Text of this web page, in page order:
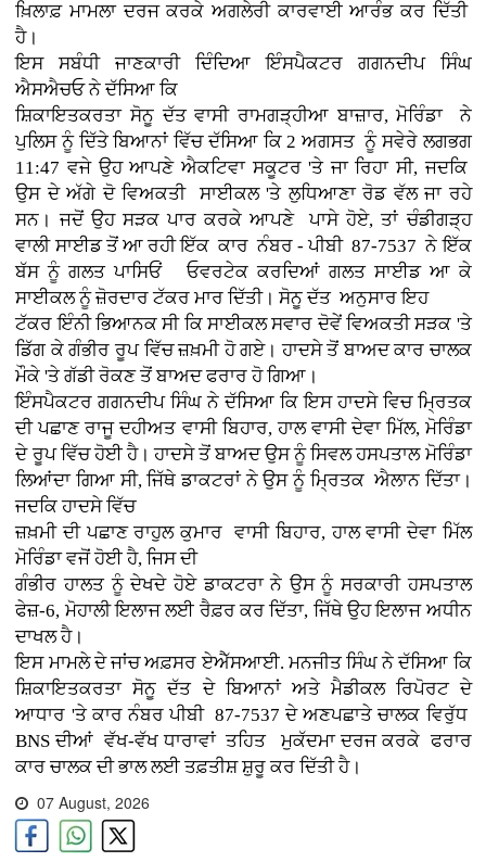
ਖ਼ਿਲਾਫ਼ ਮਾਮਲਾ ਦਰਜ ਕਰਕੇ ਅਗਲੇਰੀ ਕਾਰਵਾਈ ਆਰੰਭ ਕਰ ਦਿੱਤੀ
ਹੈ।
ਇਸ ਸਬੰਧੀ ਜਾਣਕਾਰੀ ਦਿੰਦਿਆ ਇੰਸਪੈਕਟਰ ਗਗਨਦੀਪ ਸਿੰਘ
ਐਸਐਚਓ ਨੇ ਦੱਸਿਆ ਕਿ
ਸ਼ਿਕਾਇਤਕਰਤਾ ਸੋਨੂ ਦੱਤ ਵਾਸੀ ਰਾਮਗੜ੍ਹੀਆ ਬਾਜ਼ਾਰ, ਮੋਰਿੰਡਾ ਨੇ
ਪੁਲਿਸ ਨੂੰ ਦਿੱਤੇ ਬਿਆਨਾਂ ਵਿੱਚ ਦੱਸਿਆ ਕਿ 2 ਅਗਸਤ ਨੂੰ ਸਵੇਰੇ ਲਗਭਗ
11:47 ਵਜੇ ਉਹ ਆਪਣੇ ਐਕਟਿਵਾ ਸਕੂਟਰ 'ਤੇ ਜਾ ਰਿਹਾ ਸੀ, ਜਦਕਿ
ਉਸ ਦੇ ਅੱਗੇ ਦੋ ਵਿਅਕਤੀ ਸਾਈਕਲ 'ਤੇ ਲੁਧਿਆਣਾ ਰੋਡ ਵੱਲ ਜਾ ਰਹੇ
ਸਨ। ਜਦੋਂ ਉਹ ਸੜਕ ਪਾਰ ਕਰਕੇ ਆਪਣੇ ਪਾਸੇ ਹੋਏ, ਤਾਂ ਚੰਡੀਗੜ੍ਹ
ਵਾਲੀ ਸਾਈਡ ਤੋਂ ਆ ਰਹੀ ਇੱਕ ਕਾਰ ਨੰਬਰ - ਪੀਬੀ 87-7537 ਨੇ ਇੱਕ
ਬੱਸ ਨੂੰ ਗਲਤ ਪਾਸਿਓਂ ਓਵਰਟੇਕ ਕਰਦਿਆਂ ਗਲਤ ਸਾਈਡ ਆ ਕੇ
ਸਾਈਕਲ ਨੂੰ ਜ਼ੋਰਦਾਰ ਟੱਕਰ ਮਾਰ ਦਿੱਤੀ। ਸੋਨੂ ਦੱਤ ਅਨੁਸਾਰ ਇਹ
ਟੱਕਰ ਇੰਨੀ ਭਿਆਨਕ ਸੀ ਕਿ ਸਾਈਕਲ ਸਵਾਰ ਦੋਵੇਂ ਵਿਅਕਤੀ ਸੜਕ 'ਤੇ
ਡਿੱਗ ਕੇ ਗੰਭੀਰ ਰੂਪ ਵਿੱਚ ਜ਼ਖ਼ਮੀ ਹੋ ਗਏ। ਹਾਦਸੇ ਤੋਂ ਬਾਅਦ ਕਾਰ ਚਾਲਕ
ਮੌਕੇ 'ਤੇ ਗੱਡੀ ਰੋਕਣ ਤੋਂ ਬਾਅਦ ਫਰਾਰ ਹੋ ਗਿਆ।
ਇੰਸਪੈਕਟਰ ਗਗਨਦੀਪ ਸਿੰਘ ਨੇ ਦੱਸਿਆ ਕਿ ਇਸ ਹਾਦਸੇ ਵਿਚ ਮ੍ਰਿਤਕ
ਦੀ ਪਛਾਣ ਰਾਜੂ ਦਹੀਅਤ ਵਾਸੀ ਬਿਹਾਰ, ਹਾਲ ਵਾਸੀ ਦੇਵਾ ਮਿੱਲ, ਮੋਰਿੰਡਾ
ਦੇ ਰੂਪ ਵਿੱਚ ਹੋਈ ਹੈ। ਹਾਦਸੇ ਤੋਂ ਬਾਅਦ ਉਸ ਨੂੰ ਸਿਵਲ ਹਸਪਤਾਲ ਮੋਰਿੰਡਾ
ਲਿਆਂਦਾ ਗਿਆ ਸੀ, ਜਿੱਥੇ ਡਾਕਟਰਾਂ ਨੇ ਉਸ ਨੂੰ ਮ੍ਰਿਤਕ ਐਲਾਨ ਦਿੱਤਾ।
ਜਦਕਿ ਹਾਦਸੇ ਵਿੱਚ
ਜ਼ਖ਼ਮੀ ਦੀ ਪਛਾਣ ਰਾਹੁਲ ਕੁਮਾਰ ਵਾਸੀ ਬਿਹਾਰ, ਹਾਲ ਵਾਸੀ ਦੇਵਾ ਮਿੱਲ
ਮੋਰਿੰਡਾ ਵਜੋਂ ਹੋਈ ਹੈ, ਜਿਸ ਦੀ
ਗੰਭੀਰ ਹਾਲਤ ਨੂੰ ਦੇਖਦੇ ਹੋਏ ਡਾਕਟਰਾ ਨੇ ਉਸ ਨੂੰ ਸਰਕਾਰੀ ਹਸਪਤਾਲ
ਫੇਜ਼-6, ਮੋਹਾਲੀ ਇਲਾਜ ਲਈ ਰੈਫ਼ਰ ਕਰ ਦਿੱਤਾ, ਜਿੱਥੇ ਉਹ ਇਲਾਜ ਅਧੀਨ
ਦਾਖਲ ਹੈ।
ਇਸ ਮਾਮਲੇ ਦੇ ਜਾਂਚ ਅਫ਼ਸਰ ਏਐੱਸਆਈ. ਮਨਜੀਤ ਸਿੰਘ ਨੇ ਦੱਸਿਆ ਕਿ
ਸ਼ਿਕਾਇਤਕਰਤਾ ਸੋਨੂ ਦੱਤ ਦੇ ਬਿਆਨਾਂ ਅਤੇ ਮੈਡੀਕਲ ਰਿਪੋਰਟ ਦੇ
ਆਧਾਰ 'ਤੇ ਕਾਰ ਨੰਬਰ ਪੀਬੀ 87-7537 ਦੇ ਅਣਪਛਾਤੇ ਚਾਲਕ ਵਿਰੁੱਧ
BNS ਦੀਆਂ ਵੱਖ-ਵੱਖ ਧਾਰਾਵਾਂ ਤਹਿਤ ਮੁਕੱਦਮਾ ਦਰਜ ਕਰਕੇ ਫਰਾਰ
ਕਾਰ ਚਾਲਕ ਦੀ ਭਾਲ ਲਈ ਤਫ਼ਤੀਸ਼ ਸ਼ੁਰੂ ਕਰ ਦਿੱਤੀ ਹੈ।
07 August, 2026